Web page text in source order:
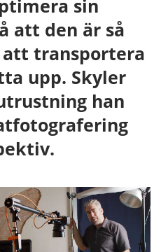
sin
att den är så
transportera
upp. Skyler
han